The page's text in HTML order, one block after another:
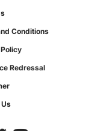
Conditions
Redressal